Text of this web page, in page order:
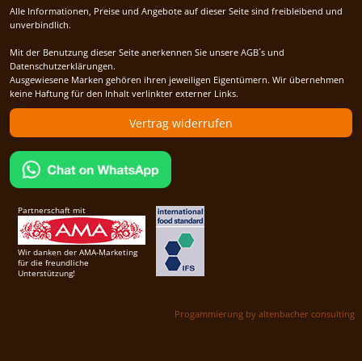
Alle Informationen, Preise und Angebote auf dieser Seite sind freibleibend und
unverbindlich.
Mit der Benutzung dieser Seite anerkennen Sie unsere AGB´s und
Datenschutzerklärungen.
Ausgewiesene Marken gehören ihren jeweiligen Eigentümern. Wir übernehmen
keine Haftung für den Inhalt verlinkter externer Links.
Vertrag widerrufen
Partnerschaft mit
Wir danken der AMA-Marketing
für die freundliche
Unterstützung!
Progammierung by altenbacher consulting